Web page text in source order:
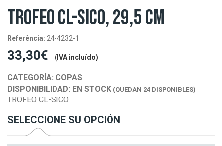
TROFEO CL-SICO, 29,5 CM
Referência: 24-4232-1
33,30€ (IVA incluído)
CATEGORÍA: COPAS
DISPONIBILIDAD: EN STOCK (QUEDAN 24 DISPONIBLES)
TROFEO CL-SICO
SELECCIONE SU OPCIÓN